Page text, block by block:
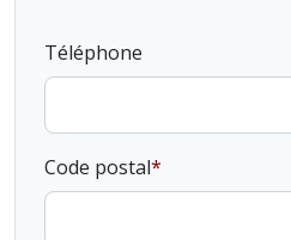
Téléphone
Code postal